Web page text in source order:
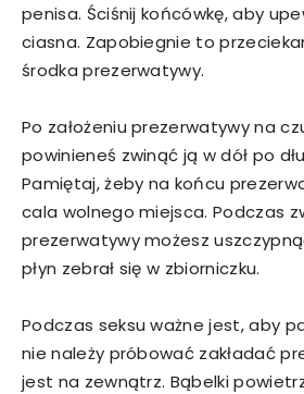
penisa. Ściśnij końcówkę, aby
ciasna. Zapobiegnie to
środka prezerwatywy.
Po założeniu prezerwatywy na
powinieneś zwinąć ją w dół po
Pamiętaj, żeby na końcu
cala wolnego miejsca. Podczas
prezerwatywy możesz
płyn zebrał się w zbiorniczku.
Podczas seksu ważne jest, aby
nie należy próbować zakładać
jest na zewnątrz. Bąbelki